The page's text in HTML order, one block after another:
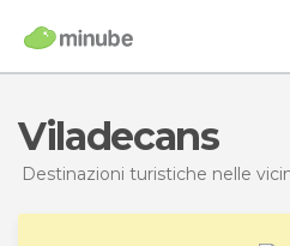
Viladecans
Destinazioni turistiche nelle